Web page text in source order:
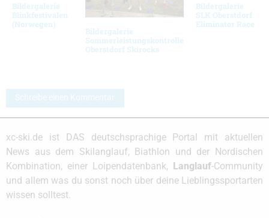
Bildergalerie
Blinkfestivalen
(Norwegen)
Bildergalerie
Sommerleistungskontrolle
Oberstdorf Skirocks
Bildergalerie
SLK Oberstdorf
Eliminator Race
Schreibe einen Kommentar
xc-ski.de ist DAS deutschsprachige Portal mit aktuellen
News aus dem Skilanglauf, Biathlon und der Nordischen
Kombination, einer Loipendatenbank, Langlauf-Community
und allem was du sonst noch über deine Lieblingssportarten
wissen solltest.